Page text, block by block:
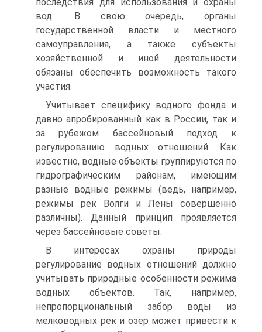
вод. В свою очередь, органы
государственной власти и местного
самоуправления, а также субъекты
хозяйственной и иной деятельности
обязаны обеспечить возможность такого
участия.
Учитывает специфику водного фонда и
давно апробированный как в России, так и
за рубежом бассейновый подход к
регулированию водных отношений. Как
известно, водные объекты группируются по
гидрографическим районам, имеющим
разные водные режимы (ведь, например,
режимы рек Волги и Лены совершенно
различны). Данный принцип проявляется
через бассейновые советы.
В интересах охраны природы
регулирование водных отношений должно
учитывать природные особенности режима
водных объектов. Так, например,
непропорциональный забор воды из
мелководных рек и озер может привести к